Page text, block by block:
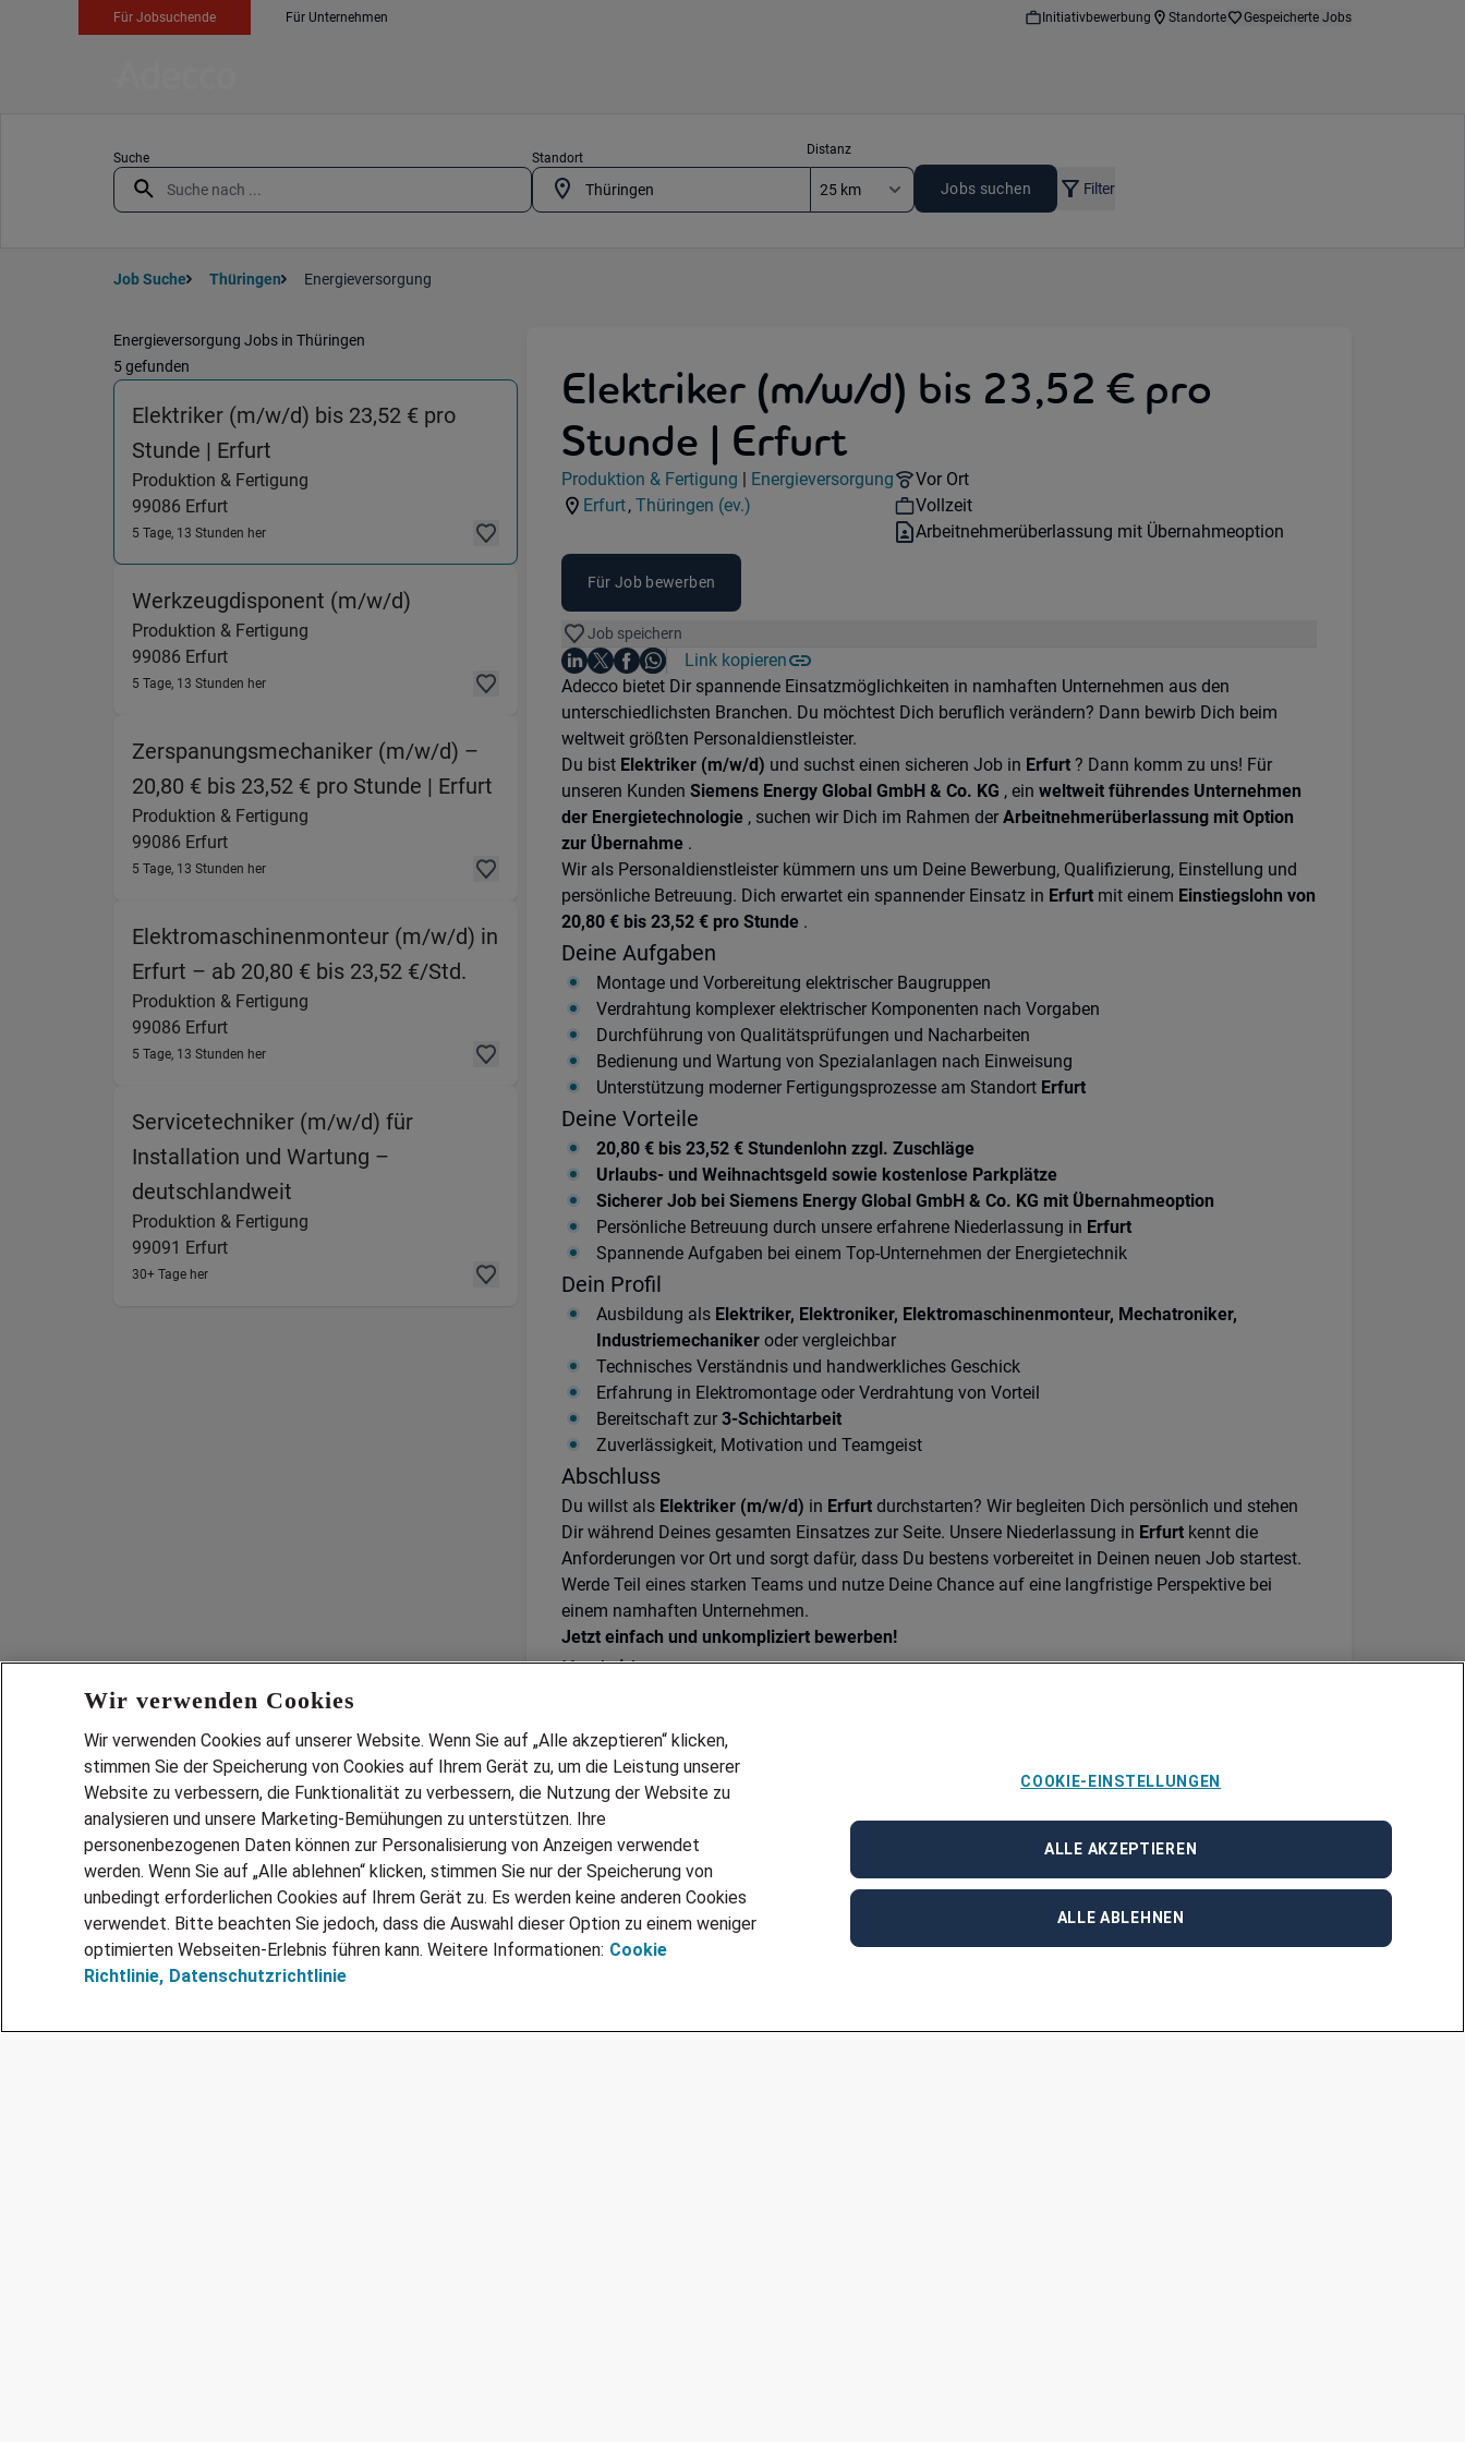
Für Jobsuchende Für Unternehmen Initiativbewerbung Standorte Gespeicherte Jobs
Suche Standort
Distanz
Jobs suchen Filter
Job Suche Thüringen Energieversorgung
Energieversorgung Jobs in Thüringen
5 gefunden
Elektriker (m/w/d) bis 23,52 € pro
Stunde | Erfurt (Produktion & Fertigung) in 99086 Erfurt
Produktion & Fertigung
99086 Erfurt
5 Tage, 13 Stunden her
Werkzeugdisponent (m/w/d) (Produktion & Fertigung) in 99086 Erfurt
Produktion & Fertigung
99086 Erfurt
5 Tage, 13 Stunden her
Zerspanungsmechaniker (m/w/d) –
20,80 € bis 23,52 € pro Stunde | Erfurt (Produktion & Fertigung) in 99086 Erfurt
Produktion & Fertigung
99086 Erfurt
5 Tage, 13 Stunden her
Elektromaschinenmonteur (m/w/d) in
Erfurt – ab 20,80 € bis 23,52 €/Std. (Produktion & Fertigung) in 99086 Erfurt
Produktion & Fertigung
99086 Erfurt
5 Tage, 13 Stunden her
Servicetechniker (m/w/d) für
Installation und Wartung –
deutschlandweit (Produktion & Fertigung) in 99091 Erfurt
Produktion & Fertigung
99091 Erfurt
30+ Tage her
Elektriker (m/w/d) bis 23,52 € pro
Stunde | Erfurt
Jobdetails
Kategorie:
Produktion & Fertigung |
Industry:
Energieversorgung
Standorte:
Erfurt,
Region:
Thüringen (ev.)
Remote Option:
Vor Ort
Workhours:
Vollzeit
Vertragsart:
Arbeitnehmerüberlassung mit Übernahmeoption
Für Job bewerben
Job speichern
Teile diesen Job
Auf LinkedIn teilen
Auf X teilen
Auf Facebook teilen
Auf WhatsApp teilen
Link kopieren
Einleitung
Adecco bietet Dir spannende Einsatzmöglichkeiten in namhaften Unternehmen aus den
unterschiedlichsten Branchen. Du möchtest Dich beruflich verändern? Dann bewirb Dich beim
weltweit größten Personaldienstleister.
Du bist Elektriker (m/w/d) und suchst einen sicheren Job in Erfurt? Dann komm zu uns! Für
unseren Kunden Siemens Energy Global GmbH & Co. KG , ein weltweit führendes Unternehmen
der Energietechnologie, suchen wir Dich im Rahmen der Arbeitnehmerüberlassung mit Option
zur Übernahme.
Wir als Personaldienstleister kümmern uns um Deine Bewerbung, Qualifizierung, Einstellung und
persönliche Betreuung. Dich erwartet ein spannender Einsatz in Erfurtmit einem Einstiegslohn von
20,80 € bis 23,52 € pro Stunde.
Deine Aufgaben
Montage und Vorbereitung elektrischer Baugruppen
Verdrahtung komplexer elektrischer Komponenten nach Vorgaben
Durchführung von Qualitätsprüfungen und Nacharbeiten
Bedienung und Wartung von Spezialanlagen nach Einweisung
Unterstützung moderner Fertigungsprozesse am Standort Erfurt
Deine Vorteile
20,80 € bis 23,52 € Stundenlohn zzgl. Zuschläge
Urlaubs- und Weihnachtsgeld sowie kostenlose Parkplätze
Sicherer Job bei Siemens Energy Global GmbH & Co. KG mit Übernahmeoption
Persönliche Betreuung durch unsere erfahrene Niederlassung in Erfurt
Spannende Aufgaben bei einem Top-Unternehmen der Energietechnik
Dein Profil
Ausbildung als Elektriker, Elektroniker, Elektromaschinenmonteur, Mechatroniker,
Industriemechanikeroder vergleichbar
Technisches Verständnis und handwerkliches Geschick
Erfahrung in Elektromontage oder Verdrahtung von Vorteil
Bereitschaft zur 3-Schichtarbeit
Zuverlässigkeit, Motivation und Teamgeist
Abschluss
Du willst als Elektriker (m/w/d) in Erfurtdurchstarten? Wir begleiten Dich persönlich und stehen
Dir während Deines gesamten Einsatzes zur Seite. Unsere Niederlassung in Erfurtkennt die
Anforderungen vor Ort und sorgt dafür, dass Du bestens vorbereitet in Deinen neuen Job startest.
Werde Teil eines starken Teams und nutze Deine Chance auf eine langfristige Perspektive bei
einem namhaften Unternehmen.
Jetzt einfach und unkompliziert bewerben!
Kontakt
RefJN -082026-1142275
Für Job bewerben
Wir verwenden Cookies
Wir verwenden Cookies auf unserer Website. Wenn Sie auf „Alle akzeptieren“ klicken,
stimmen Sie der Speicherung von Cookies auf Ihrem Gerät zu, um die Leistung unserer
Website zu verbessern, die Funktionalität zu verbessern, die Nutzung der Website zu
analysieren und unsere Marketing-Bemühungen zu unterstützen. Ihre
personenbezogenen Daten können zur Personalisierung von Anzeigen verwendet
werden. Wenn Sie auf „Alle ablehnen“ klicken, stimmen Sie nur der Speicherung von
unbedingt erforderlichen Cookies auf Ihrem Gerät zu. Es werden keine anderen Cookies
verwendet. Bitte beachten Sie jedoch, dass die Auswahl dieser Option zu einem weniger
optimierten Webseiten-Erlebnis führen kann. Weitere Informationen: Cookie
Richtlinie, Datenschutzrichtlinie
COOKIE-EINSTELLUNGEN
ALLE ABLEHNEN
ALLE AKZEPTIEREN